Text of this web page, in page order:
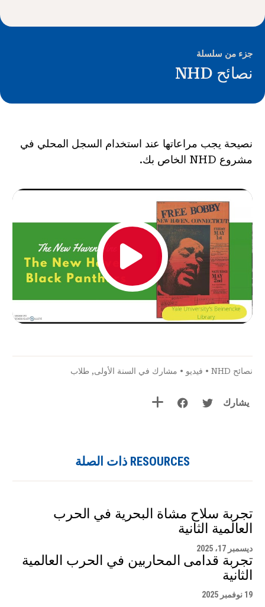
شارك
جزء من سلسلة
نصائح NHD
نصيحة يجب مراعاتها عند استخدام السجل المحلي في
مشروع NHD الخاص بك.
نصائح NHD • فيديو • مشارك في السنة الأولى, طلاب
يشارك
RESOURCES ذات الصلة
تجربة سلاح مشاة البحرية في الحرب
العالمية الثانية
ديسمبر 17، 2025
تجربة قدامى المحاربين في الحرب العالمية
الثانية
19 نوفمبر 2025